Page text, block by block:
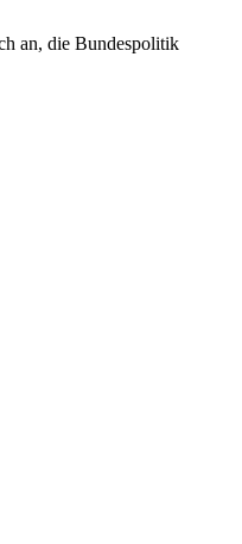
an, die Bundespolitik